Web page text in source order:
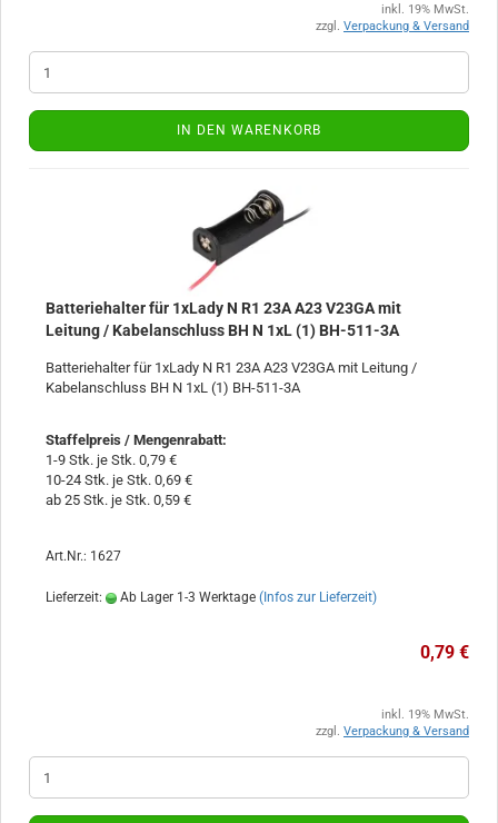
inkl. 19% MwSt.
zzgl. Verpackung & Versand
IN DEN WARENKORB
Batteriehalter für 1xLady N R1 23A A23 V23GA mit
Leitung / Kabelanschluss BH N 1xL (1) BH-511-3A
Batteriehalter für 1xLady N R1 23A A23 V23GA mit Leitung /
Kabelanschluss BH N 1xL (1) BH-511-3A
Staffelpreis / Mengenrabatt:
1-9 Stk. je Stk. 0,79 €
10-24 Stk. je Stk. 0,69 €
ab 25 Stk. je Stk. 0,59 €
Art.Nr.: 1627
Lieferzeit: Ab Lager 1-3 Werktage (Infos zur Lieferzeit)
0,79 €
inkl. 19% MwSt.
zzgl. Verpackung & Versand